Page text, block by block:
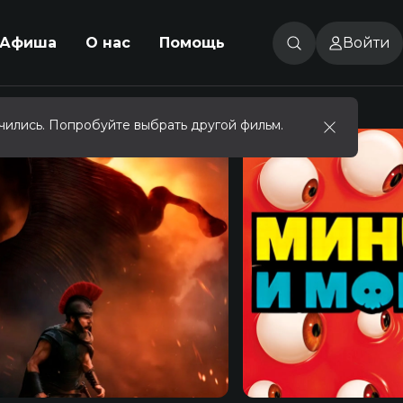
Афиша О нас Помощь Войти
Попробуйте выбрать другой фильм.